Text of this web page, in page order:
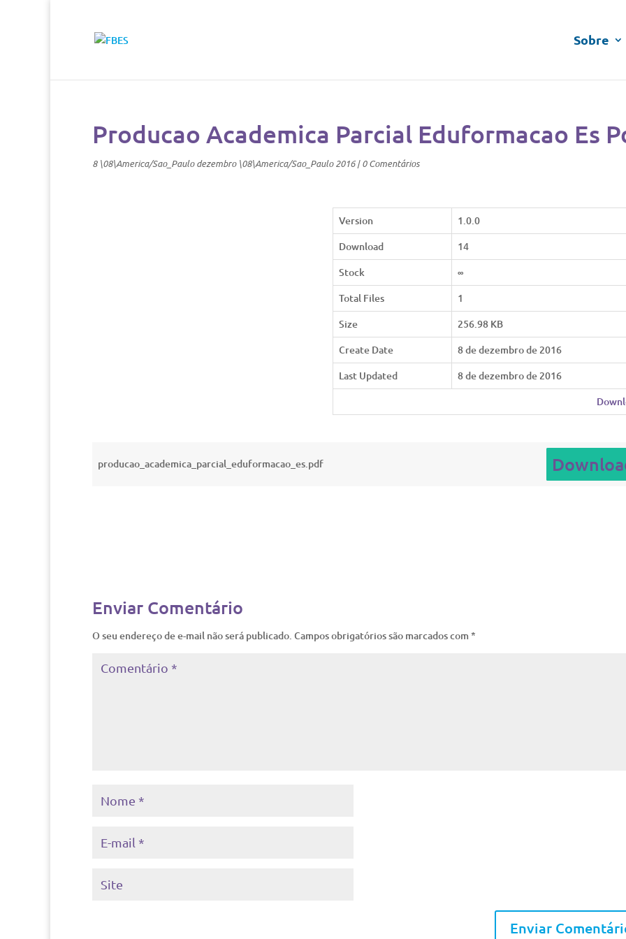
Sobre
Producao Academica Parcial Eduformacao Es
8 \08\America/Sao_Paulo dezembro \08\America/Sao_Paulo 2016|0 Comentários
Version
1.0.0
Download
14
Stock
∞
Total Files
1
Size
256.98 KB
Create Date
8 de dezembro de 2016
Last Updated
8 de dezembro de 2016
producao_academica_parcial_eduformacao_es.pdf
Enviar Comentário
O seu endereço de e-mail não será publicado. Campos obrigatórios são marcados com *